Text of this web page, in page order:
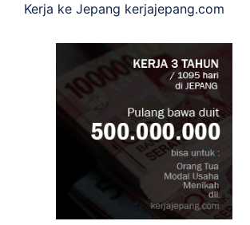
Kerja ke Jepang kerjajepang.com